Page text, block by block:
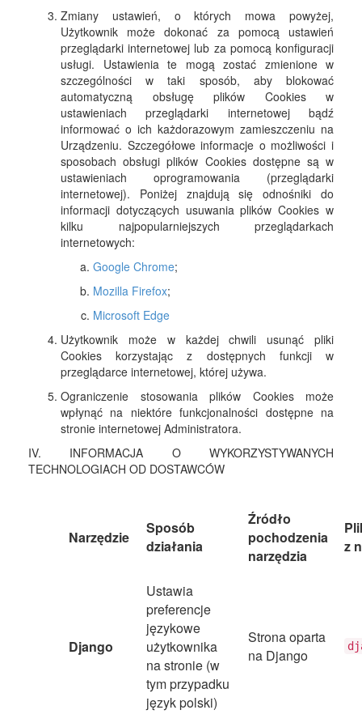
Zmiany ustawień, o których mowa powyżej,
Użytkownik może dokonać za pomocą ustawień
przeglądarki internetowej lub za pomocą konfiguracji
usługi. Ustawienia te mogą zostać zmienione w
szczególności w taki sposób, aby blokować
automatyczną obsługę plików Cookies w
ustawieniach przeglądarki internetowej bądź
informować o ich każdorazowym zamieszczeniu na
Urządzeniu. Szczegółowe informacje o możliwości i
sposobach obsługi plików Cookies dostępne są w
ustawieniach oprogramowania (przeglądarki
internetowej). Poniżej znajdują się odnośniki do
informacji dotyczących usuwania plików Cookies w
kilku najpopularniejszych przeglądarkach
internetowych:
Google Chrome;
Mozilla Firefox;
Microsoft Edge
Użytkownik może w każdej chwili usunąć pliki
Cookies korzystając z dostępnych funkcji w
przeglądarce internetowej, której używa.
Ograniczenie stosowania plików Cookies może
wpłynąć na niektóre funkcjonalności dostępne na
stronie internetowej Administratora.
IV. INFORMACJA O WYKORZYSTYWANYCH
TECHNOLOGIACH OD DOSTAWCÓW
Narzędzie
Sposób
działania
Źródło
pochodzenia
narzędzia
z
Django
Ustawia
preferencje
językowe
użytkownika
na stronie (w
tym przypadku
język polski)
Strona oparta
na Django